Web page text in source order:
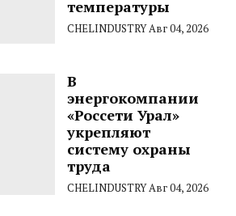
температуры
CHELINDUSTRYАвг 04, 2026
В
энергокомпании
«Россети Урал»
укрепляют
систему охраны
труда
CHELINDUSTRYАвг 04, 2026